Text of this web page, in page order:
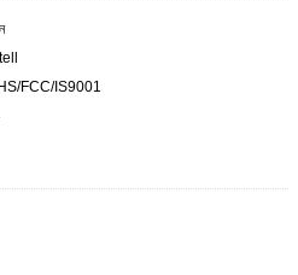
FCC/IS9001